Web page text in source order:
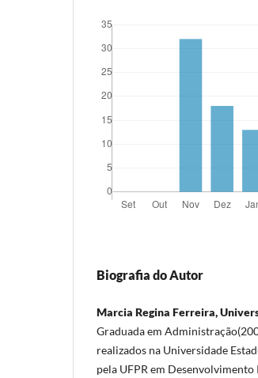
Biografia do Autor
Marcia Regina Ferreira,
Graduada em
realizados na Universidade
pela UFPR em